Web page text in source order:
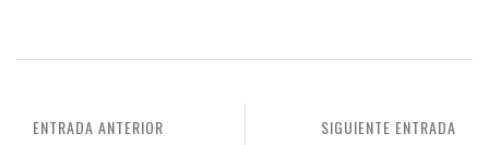
SIGUIENTE ENTRADA
ENTRADA ANTERIOR